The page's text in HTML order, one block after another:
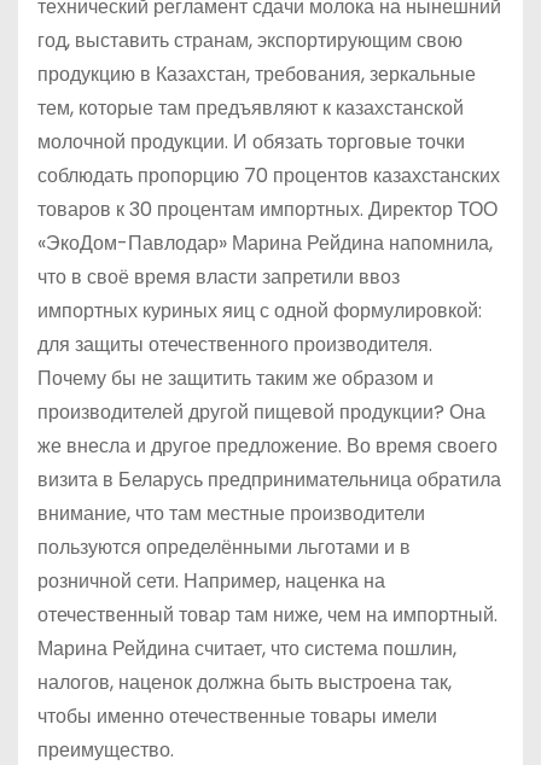
технический регламент сдачи молока на нынешний
год, выставить странам, экспортирующим свою
продукцию в Казахстан, требования, зеркальные
тем, которые там предъявляют к казахстанской
молочной продукции. И обязать торговые точки
соблюдать пропорцию 70 процентов казахстанских
товаров к 30 процентам импортных. Директор ТОО
«ЭкоДом-Павлодар» Марина Рейдина напомнила,
что в своё время власти запретили ввоз
импортных куриных яиц с одной формулировкой:
для защиты отечественного производителя.
Почему бы не защитить таким же образом и
производителей другой пищевой продукции? Она
же внесла и другое предложение. Во время своего
визита в Беларусь предпринимательница обратила
внимание, что там местные производители
пользуются определёнными льготами и в
розничной сети. Например, наценка на
отечественный товар там ниже, чем на импортный.
Марина Рейдина считает, что система пошлин,
налогов, наценок должна быть выстроена так,
чтобы именно отечественные товары имели
преимущество.